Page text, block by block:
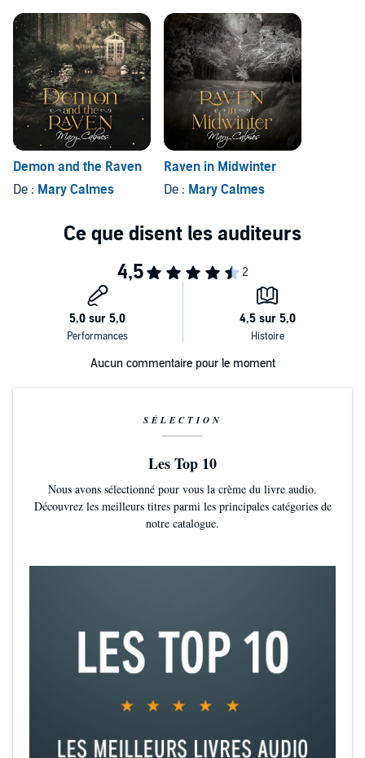
Demon and the Raven
De : Mary Calmes
Raven in Midwinter
De : Mary Calmes
Aucun commentaire pour le moment
SÉLECTION
Les Top 10
Nous avons sélectionné pour vous la crème du livre audio.
Découvrez les meilleurs titres parmi les principales catégories de
notre catalogue.